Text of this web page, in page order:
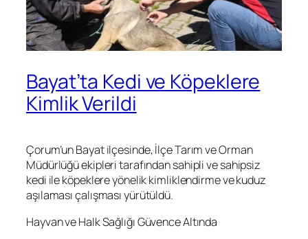
Bayat’ta Kedi ve Köpeklere
Kimlik Verildi
Çorum’un Bayat ilçesinde, İlçe Tarım ve Orman
Müdürlüğü ekipleri tarafından sahipli ve sahipsiz
kedi ile köpeklere yönelik kimliklendirme ve kuduz
aşılaması çalışması yürütüldü.
Hayvan ve Halk Sağlığı Güvence Altında